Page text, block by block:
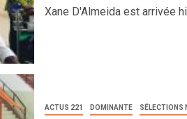
Xane D'Almeida est arrivée
ACTUS 221 DOMINANTE SÉLECTIONS